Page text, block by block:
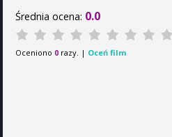
Średnia ocena: 0.0
Oceniono 0 razy. | Oceń film